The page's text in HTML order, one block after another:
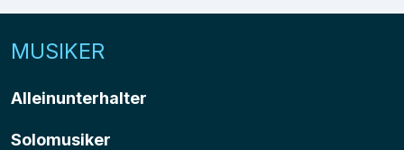
MUSIKER
Alleinunterhalter
Solomusiker